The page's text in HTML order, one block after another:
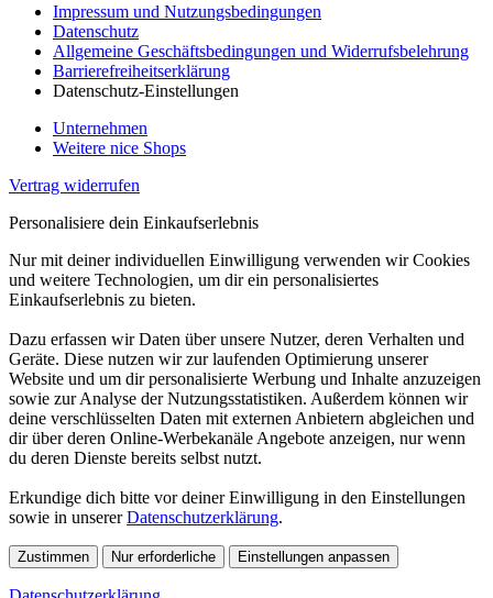
Impressum und Nutzungsbedingungen
Datenschutz
Allgemeine Geschäftsbedingungen und Widerrufsbelehrung
Barrierefreiheitserklärung
Datenschutz-Einstellungen
Unternehmen
Weitere nice Shops
Vertrag widerrufen
Personalisiere dein Einkaufserlebnis
Nur mit deiner individuellen Einwilligung verwenden wir Cookies
und weitere Technologien, um dir ein personalisiertes
Einkaufserlebnis zu bieten.
Dazu erfassen wir Daten über unsere Nutzer, deren Verhalten und
Geräte. Diese nutzen wir zur laufenden Optimierung unserer
Website und um dir personalisierte Werbung und Inhalte anzuzeigen
sowie zur Analyse der Nutzungsstatistiken. Außerdem können wir
deine verschlüsselten Daten mit externen Anbietern abgleichen und
dir über deren Online-Werbekanäle Angebote anzeigen, nur wenn
du deren Dienste bereits selbst nutzt.
Erkundige dich bitte vor deiner Einwilligung in den Einstellungen
sowie in unsererDatenschutzerklärung.
Zustimmen Nur erforderliche Einstellungen anpassen